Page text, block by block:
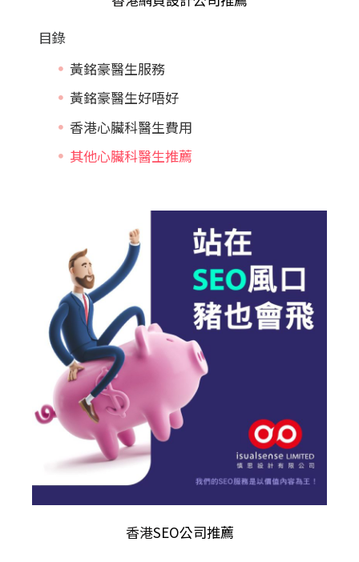
目錄
黃銘豪醫生服務
黃銘豪醫生好唔好
香港心臟科醫生費用
其他心臟科醫生推薦
香港SEO公司推薦